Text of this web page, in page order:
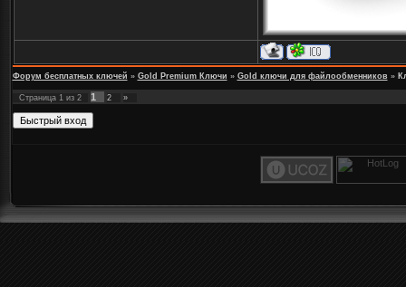
Форум бесплатных ключей » Gold Premium Ключи » Gold ключи для файлообменников »
Страница 1из 2 1 2 »